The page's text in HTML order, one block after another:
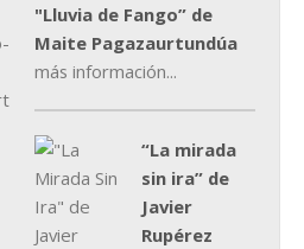
"Lluvia de Fango” de
Maite Pagazaurtundúa
más información...
“La mirada
sin ira” de
Javier
Rupérez